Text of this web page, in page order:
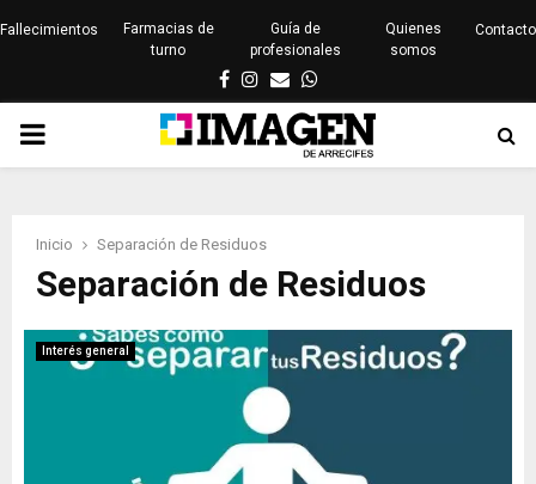
Fallecimientos
Farmacias de
turno
Guía de
profesionales
Quienes
somos
Contacto
Facebook
Instagram
EmailWhatsapp
PRIMARY
Inicio Separación de Residuos
Separación de Residuos
Interés general